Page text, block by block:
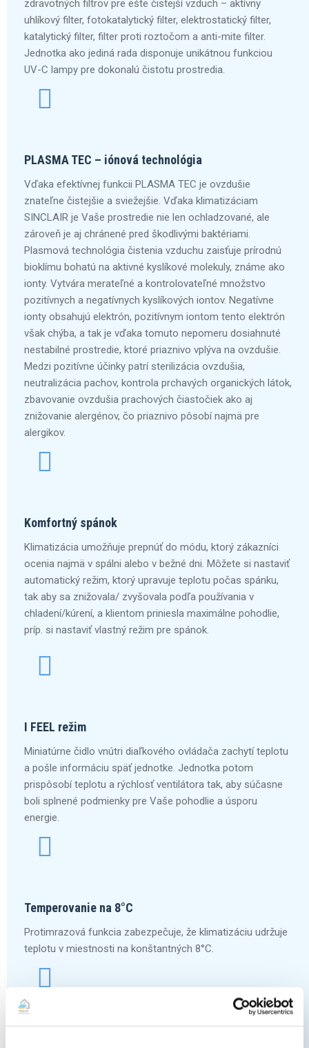
zdravotných filtrov pre ešte čistejší vzduch – aktívny
uhlíkový filter, fotokatalytický filter, elektrostatický filter,
katalytický filter, filter proti roztočom a anti-mite filter.
Jednotka ako jediná rada disponuje unikátnou funkciou
UV-C lampy pre dokonalú čistotu prostredia.
PLASMA TEC – iónová technológia
Vďaka efektívnej funkcii PLASMA TEC je ovzdušie
znateľne čistejšie a sviežejšie. Vďaka klimatizáciam
SINCLAIR je Vaše prostredie nie len ochladzované, ale
zároveň je aj chránené pred škodlivými baktériami.
Plasmová technológia čistenia vzduchu zaisťuje prírodnú
bioklímu bohatú na aktivné kyslíkové molekuly, známe ako
ionty. Vytvára merateľné a kontrolovateľné množstvo
pozitívnych a negatívnych kyslíkových iontov. Negatívne
ionty obsahujú elektrón, pozitívnym iontom tento elektrón
však chýba, a tak je vďaka tomuto nepomeru dosiahnuté
nestabilné prostredie, ktoré priaznivo vplýva na ovzdušie.
Medzi pozitívne účinky patrí sterilizácia ovzdušia,
neutralizácia pachov, kontrola prchavých organických látok,
zbavovanie ovzdušia prachových čiastočiek ako aj
znižovanie alergénov, čo priaznivo pôsobí najmä pre
alergikov.
Komfortný spánok
Klimatizácia umožňuje prepnúť do módu, ktorý zákazníci
ocenia najmä v spálni alebo v bežné dni. Môžete si nastaviť
automatický režim, ktorý upravuje teplotu počas spánku,
tak aby sa znižovala/ zvyšovala podľa používania v
chladení/kúrení, a klientom priniesla maximálne pohodlie,
príp. si nastaviť vlastný režim pre spánok.
I FEEL režim
Miniatúrne čidlo vnútri diaľkového ovládača zachytí teplotu
a pošle informáciu späť jednotke. Jednotka potom
prispôsobí teplotu a rýchlosť ventilátora tak, aby súčasne
boli splnené podmienky pre Vaše pohodlie a úsporu
energie.
Temperovanie na 8°C
Protimrazová funkcia zabezpečuje, že klimatizáciu udržuje
teplotu v miestnosti na konštantných 8°C.